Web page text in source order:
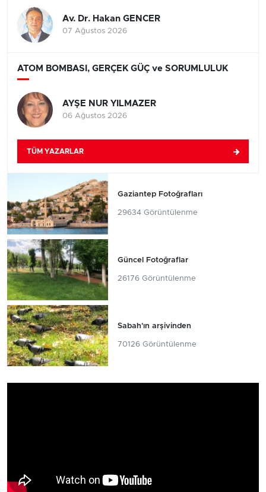
Av. Dr. Hakan GENCER
07 Ağustos 2026
ATOM BOMBASI, GERÇEK GÜÇ ve SORUMLULUK
AYŞE NUR YILMAZER
06 Ağustos 2026
TÜM YAZARLAR
Gaziantep Fotoğrafları
29634 Görüntülenme
Güncel Fotoğraflar
26176 Görüntülenme
Sabah'ın arşivinden
70126 Görüntülenme